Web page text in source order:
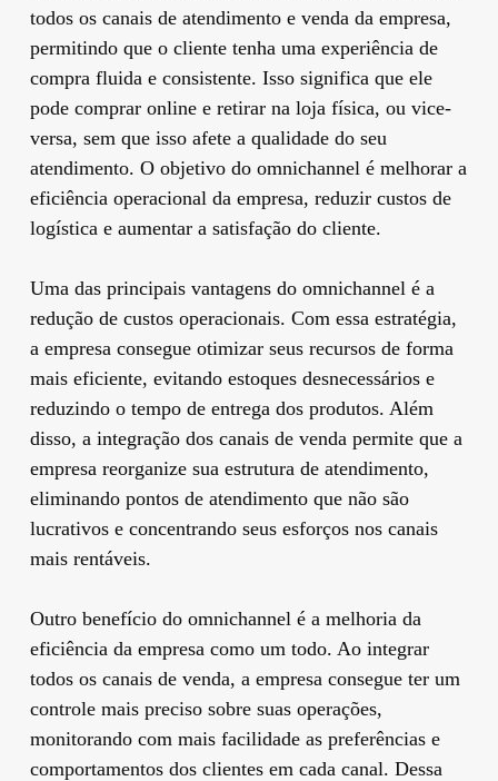
todos os canais de atendimento e venda da empresa,
permitindo que o cliente tenha uma experiência de
compra fluida e consistente. Isso significa que ele
pode comprar online e retirar na loja física, ou vice-
versa, sem que isso afete a qualidade do seu
atendimento. O objetivo do omnichannel é melhorar a
eficiência operacional da empresa, reduzir custos de
logística e aumentar a satisfação do cliente.
Uma das principais vantagens do omnichannel é a
redução de custos operacionais. Com essa estratégia,
a empresa consegue otimizar seus recursos de forma
mais eficiente, evitando estoques desnecessários e
reduzindo o tempo de entrega dos produtos. Além
disso, a integração dos canais de venda permite que a
empresa reorganize sua estrutura de atendimento,
eliminando pontos de atendimento que não são
lucrativos e concentrando seus esforços nos canais
mais rentáveis.
Outro benefício do omnichannel é a melhoria da
eficiência da empresa como um todo. Ao integrar
todos os canais de venda, a empresa consegue ter um
controle mais preciso sobre suas operações,
monitorando com mais facilidade as preferências e
comportamentos dos clientes em cada canal. Dessa